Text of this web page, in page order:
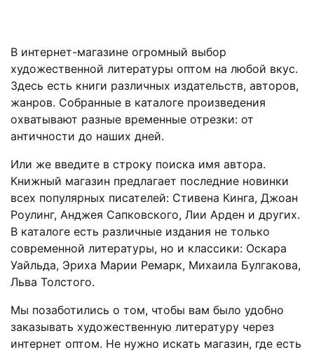
В интернет-магазине огромный выбор
художественной литературы оптом на любой вкус.
Здесь есть книги различных издательств, авторов,
жанров. Собранные в каталоге произведения
охватывают разные временные отрезки: от
античности до наших дней.
Или же введите в строку поиска имя автора.
Книжный магазин предлагает последние новинки
всех популярных писателей: Стивена Кинга, Джоан
Роулинг, Анджея Сапковского, Лии Арден и других.
В каталоге есть различные издания не только
современной литературы, но и классики: Оскара
Уайльда, Эриха Марии Ремарк, Михаила Булгакова,
Льва Толстого.
Мы позаботились о том, чтобы вам было удобно
заказывать художественную литературу через
интернет оптом. Не нужно искать магазин, где есть